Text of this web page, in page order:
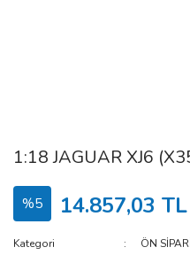
1:18 JAGUAR XJ6
%5 14.857,03 TL
Kategori ÖN